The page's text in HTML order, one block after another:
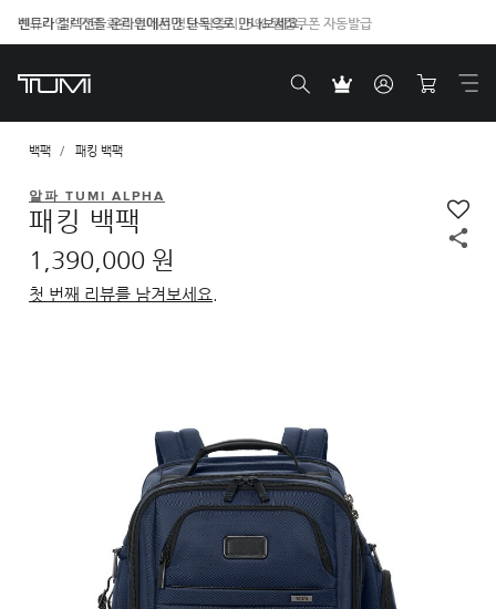
벤트라 컬렉션을 온라인에서만 단독으로 만나보세요.
백팩 패킹 백팩
알파 TUMI ALPHA
패킹 백팩
1,390,000 원
첫 번째 리뷰를 남겨보세요.